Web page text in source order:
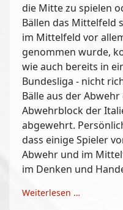
die Mitte zu spielen
Bällen das Mittelfeld
im Mittelfeld vor
genommen wurde,
wie auch bereits in
Bundesliga - nicht
Bälle aus der
Abwehrblock der
abgewehrt.
dass einige Spieler
Abwehr und im
im Denken und
Weiterlesen …